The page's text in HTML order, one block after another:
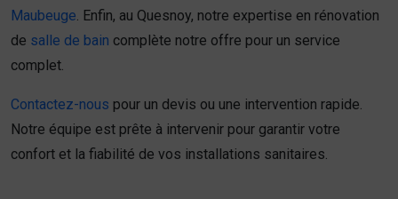
Maubeuge . Enfin, au Quesnoy, notre expertise en rénovation
de salle de bain complète notre offre pour un service
complet.
Contactez-nous pour un devis ou une intervention rapide.
Notre équipe est prête à intervenir pour garantir votre
confort et la fiabilité de vos installations sanitaires.